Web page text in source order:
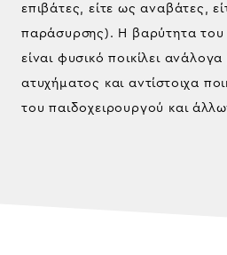
επιβάτες, είτε ως αναβάτες,
παράσυρσης). Η βαρύτητα
είναι φυσικό ποικίλει
ατυχήματος και αντίστοιχα
του παιδοχειρουργού και